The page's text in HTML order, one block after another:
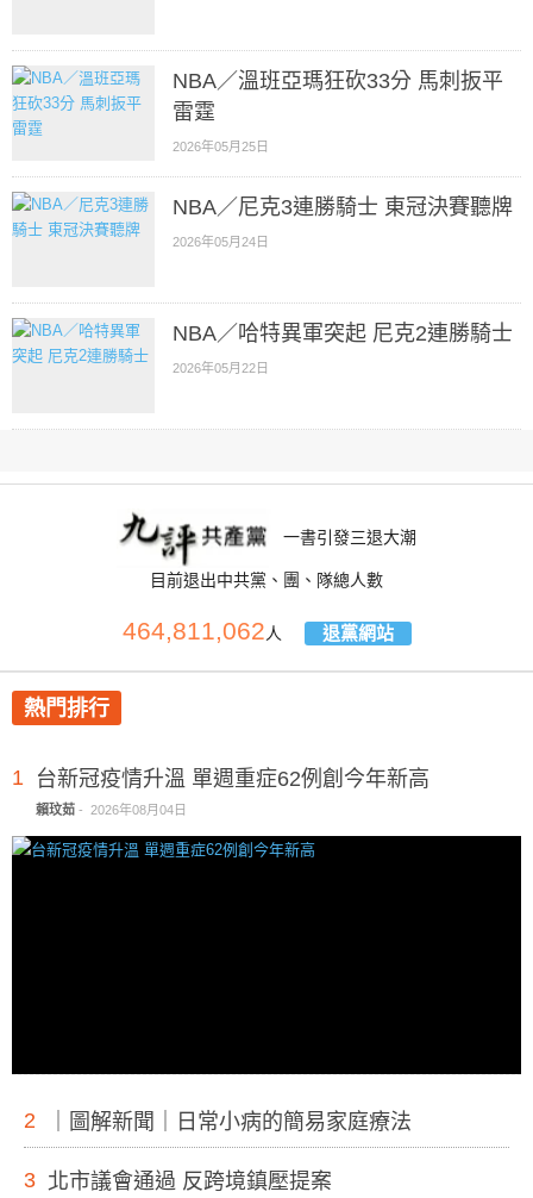
NBA／溫班亞瑪狂砍33分 馬刺扳平
雷霆
2026年05月25日
NBA／尼克3連勝騎士 東冠決賽聽牌
2026年05月24日
NBA／哈特異軍突起 尼克2連勝騎士
2026年05月22日
一書引發三退大潮
目前退出中共黨、團、隊總人數
464,811,062人 退黨網站
熱門排行
1 台新冠疫情升溫 單週重症62例創今年新高
賴玟茹 - 2026年08月04日
2 ｜圖解新聞｜日常小病的簡易家庭療法
3 北市議會通過 反跨境鎮壓提案